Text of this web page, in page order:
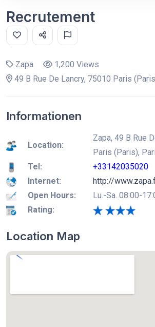
Recrutement
Zapa
1,200 Views
49 B Rue De Lancry, 75010 Paris
Informationen
Location:
Zapa, 49 B Rue
Paris (Paris),
Tel:
+33142035020
Internet:
http://
Open Hours:
Lu.-Sa. 08:00-
Rating:
Location Map